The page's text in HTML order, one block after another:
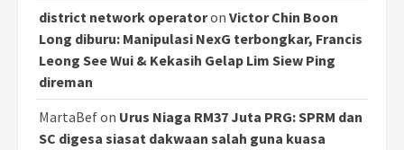
district network operatoron Victor Chin Boon
Long diburu: Manipulasi NexG terbongkar, Francis
Leong See Wui & Kekasih Gelap Lim Siew Ping
direman
MartaBefon Urus Niaga RM37 Juta PRG: SPRM dan
SC digesa siasat dakwaan salah guna kuasa